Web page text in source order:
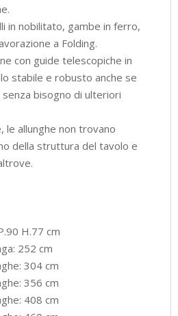
in nobilitato, gambe in ferro,
a Folding.
con guide telescopiche in
stabile e robusto anche se
bisogno di ulteriori
le allunghe non trovano
della struttura del tavolo e
H.77 cm
252 cm
304 cm
356 cm
408 cm